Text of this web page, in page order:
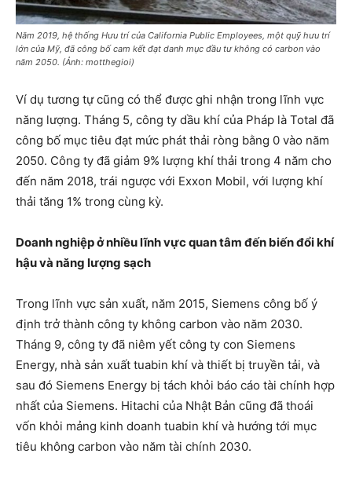
Năm 2019, hệ thống Hưu trí của California Public Employees, một quỹ hưu trí
lớn của Mỹ, đã công bố cam kết đạt danh mục đầu tư không có carbon vào
năm 2050. (Ảnh: motthegioi)
Ví dụ tương tự cũng có thể được ghi nhận trong lĩnh vực
năng lượng. Tháng 5, công ty dầu khí của Pháp là Total đã
công bố mục tiêu đạt mức phát thải ròng bằng 0 vào năm
2050. Công ty đã giảm 9% lượng khí thải trong 4 năm cho
đến năm 2018, trái ngược với Exxon Mobil, với ​​lượng khí
thải tăng 1% trong cùng kỳ.
Doanh nghiệp ở nhiều lĩnh vực quan tâm đến biến đổi khí
hậu và năng lượng sạch
Trong lĩnh vực sản xuất, năm 2015, Siemens công bố ý
định trở thành công ty không carbon vào năm 2030.
Tháng 9, công ty đã niêm yết công ty con Siemens
Energy, nhà sản xuất tuabin khí và thiết bị truyền tải, và
sau đó Siemens Energy bị tách khỏi báo cáo tài chính hợp
nhất của Siemens. Hitachi của Nhật Bản cũng đã thoái
vốn khỏi mảng kinh doanh tuabin khí và hướng tới mục
tiêu không carbon vào năm tài chính 2030.